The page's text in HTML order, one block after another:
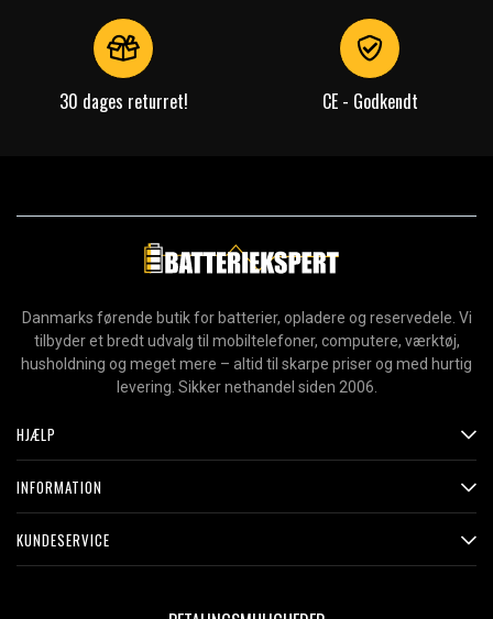
30 dages returret! CE - Godkendt
Danmarks førende butik for batterier, opladere og reservedele. Vi
tilbyder et bredt udvalg til mobiltelefoner, computere, værktøj,
husholdning og meget mere – altid til skarpe priser og med hurtig
levering. Sikker nethandel siden 2006.
HJÆLP
INFORMATION
KUNDESERVICE